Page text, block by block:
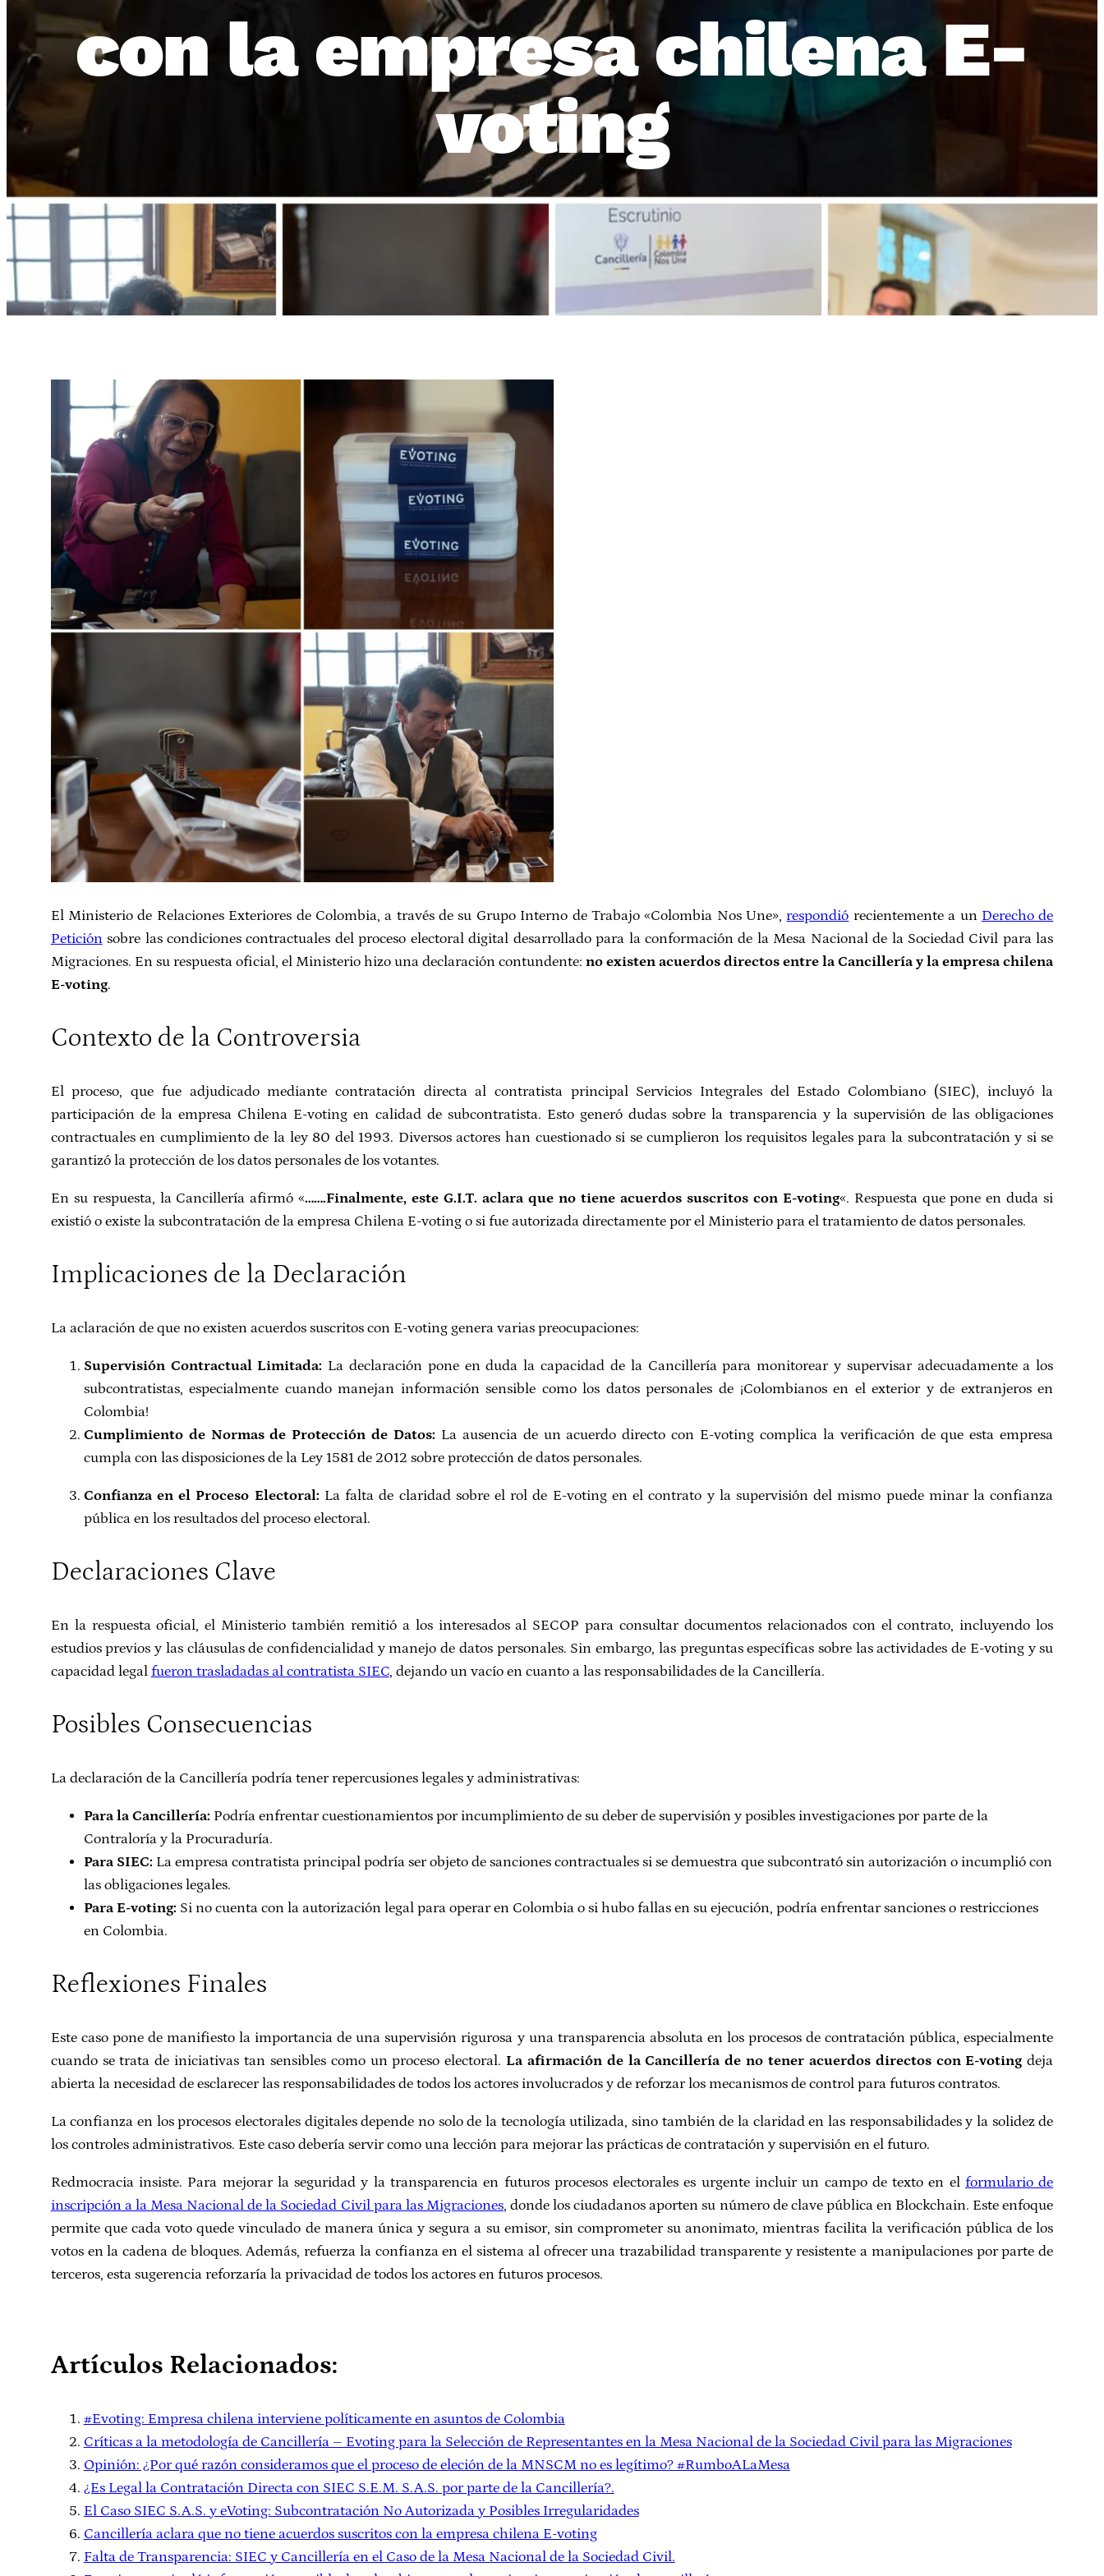
con la empresa chilena E-
voting
El Ministerio de Relaciones Exteriores de Colombia, a través de su Grupo Interno de Trabajo «Colombia Nos Une», respondió recientemente a un Derecho de
Petición sobre las condiciones contractuales del proceso electoral digital desarrollado para la conformación de la Mesa Nacional de la Sociedad Civil para las
Migraciones. En su respuesta oficial, el Ministerio hizo una declaración contundente:no existen acuerdos directos entre la Cancillería y la empresa chilena
E-voting.
Contexto de la Controversia
El proceso, que fue adjudicado mediante contratación directa al contratista principal Servicios Integrales del Estado Colombiano (SIEC), incluyó la
participación de la empresa Chilena E-voting en calidad de subcontratista. Esto generó dudas sobre la transparencia y la supervisión de las obligaciones
contractuales en cumplimiento de la ley 80 del 1993. Diversos actores han cuestionado si se cumplieron los requisitos legales para la subcontratación y si se
garantizó la protección de los datos personales de los votantes.
En su respuesta, la Cancillería afirmó «…….Finalmente, este G.I.T. aclara que no tiene acuerdos suscritos con E-voting«. Respuesta que pone en duda si
existió o existe la subcontratación de la empresa Chilena E-voting o si fue autorizada directamente por el Ministerio para el tratamiento de datos personales.
Implicaciones de la Declaración
La aclaración de que no existen acuerdos suscritos con E-voting genera varias preocupaciones:
Supervisión Contractual Limitada: La declaración pone en duda la capacidad de la Cancillería para monitorear y supervisar adecuadamente a los
subcontratistas, especialmente cuando manejan información sensible como los datos personales de ¡Colombianos en el exterior y de extranjeros en
Colombia!
Cumplimiento de Normas de Protección de Datos: La ausencia de un acuerdo directo con E-voting complica la verificación de que esta empresa
cumpla con las disposiciones de la Ley 1581 de 2012 sobre protección de datos personales.
Confianza en el Proceso Electoral: La falta de claridad sobre el rol de E-voting en el contrato y la supervisión del mismo puede minar la confianza
pública en los resultados del proceso electoral.
Declaraciones Clave
En la respuesta oficial, el Ministerio también remitió a los interesados al SECOP para consultar documentos relacionados con el contrato, incluyendo los
estudios previos y las cláusulas de confidencialidad y manejo de datos personales. Sin embargo, las preguntas específicas sobre las actividades de E-voting y su
capacidad legal fueron trasladadas al contratista SIEC, dejando un vacío en cuanto a las responsabilidades de la Cancillería.
Posibles Consecuencias
La declaración de la Cancillería podría tener repercusiones legales y administrativas:
Para la Cancillería: Podría enfrentar cuestionamientos por incumplimiento de su deber de supervisión y posibles investigaciones por parte de la
Contraloría y la Procuraduría.
Para SIEC: La empresa contratista principal podría ser objeto de sanciones contractuales si se demuestra que subcontrató sin autorización o incumplió con
las obligaciones legales.
Para E-voting: Si no cuenta con la autorización legal para operar en Colombia o si hubo fallas en su ejecución, podría enfrentar sanciones o restricciones
en Colombia.
Reflexiones Finales
Este caso pone de manifiesto la importancia de una supervisión rigurosa y una transparencia absoluta en los procesos de contratación pública, especialmente
cuando se trata de iniciativas tan sensibles como un proceso electoral. La afirmación de la Cancillería de no tener acuerdos directos con E-voting deja
abierta la necesidad de esclarecer las responsabilidades de todos los actores involucrados y de reforzar los mecanismos de control para futuros contratos.
La confianza en los procesos electorales digitales depende no solo de la tecnología utilizada, sino también de la claridad en las responsabilidades y la solidez de
los controles administrativos. Este caso debería servir como una lección para mejorar las prácticas de contratación y supervisión en el futuro.
Redmocracia insiste. Para mejorar la seguridad y la transparencia en futuros procesos electorales es urgente incluir un campo de texto en el formulario de
inscripción a la Mesa Nacional de la Sociedad Civil para las Migraciones, donde los ciudadanos aporten su número de clave pública en Blockchain. Este enfoque
permite que cada voto quede vinculado de manera única y segura a su emisor, sin comprometer su anonimato, mientras facilita la verificación pública de los
votos en la cadena de bloques. Además, refuerza la confianza en el sistema al ofrecer una trazabilidad transparente y resistente a manipulaciones por parte de
terceros, esta sugerencia reforzaría la privacidad de todos los actores en futuros procesos.
Artículos Relacionados:
#Evoting: Empresa chilena interviene políticamente en asuntos de Colombia
Críticas a la metodología de Cancillería – Evoting para la Selección de Representantes en la Mesa Nacional de la Sociedad Civil para las Migraciones
Opinión: ¿Por qué razón consideramos que el proceso de eleción de la MNSCM no es legítimo? #RumboALaMesa
¿Es Legal la Contratación Directa con SIEC S.E.M. S.A.S. por parte de la Cancillería?.
El Caso SIEC S.A.S. y eVoting: Subcontratación No Autorizada y Posibles Irregularidades
Cancillería aclara que no tiene acuerdos suscritos con la empresa chilena E-voting
Falta de Transparencia: SIEC y Cancillería en el Caso de la Mesa Nacional de la Sociedad Civil.